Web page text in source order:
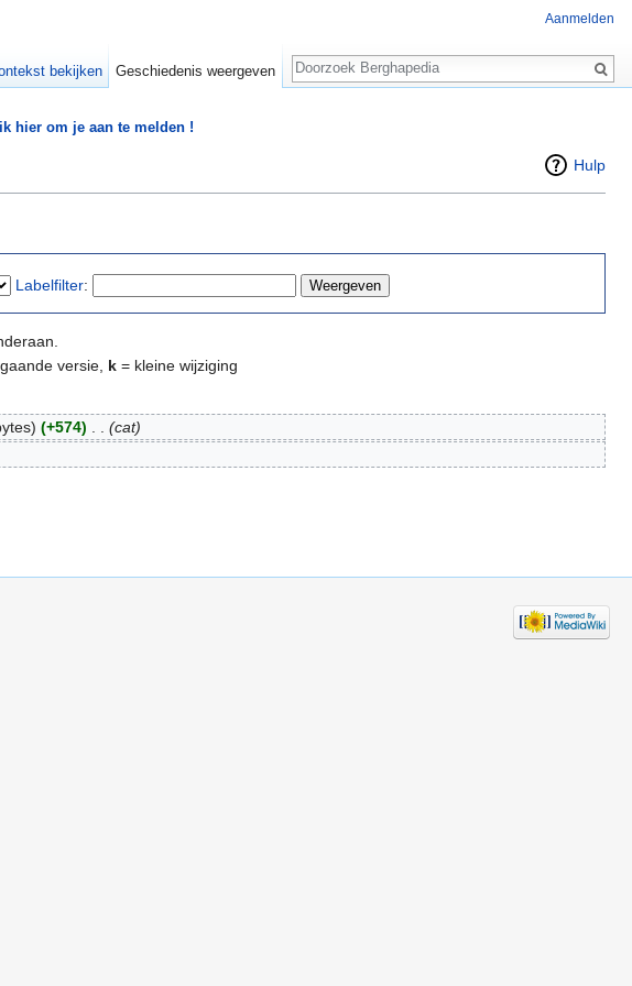
hier om je aan te melden !
Hulp
Labelfilter:
versie, k = kleine wijziging
(+574)
(cat)
Aanmelden
bekijken Geschiedenis weergeven
Zoeken